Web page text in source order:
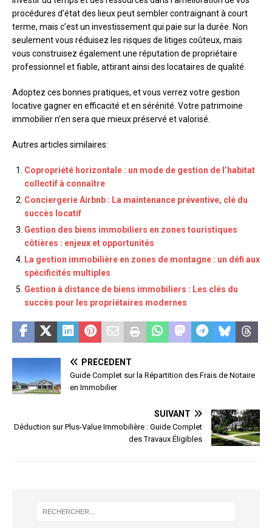
procédures d’état des lieux peut sembler contraignant à court
terme, mais c’est un investissement qui paie sur la durée. Non
seulement vous réduisez les risques de litiges coûteux, mais
vous construisez également une réputation de propriétaire
professionnel et fiable, attirant ainsi des locataires de qualité.
Adoptez ces bonnes pratiques, et vous verrez votre gestion
locative gagner en efficacité et en sérénité. Votre patrimoine
immobilier n’en sera que mieux préservé et valorisé.
Autres articles similaires:
Copropriété horizontale : un mode de gestion de l’habitat
collectif à connaître
Conciergerie Airbnb : La maintenance préventive, clé du
succès locatif
Gestion des biens immobiliers en zones touristiques
côtières : enjeux et opportunités
La gestion immobilière en zones de montagne : un défi aux
spécificités multiples
Gestion à distance de biens immobiliers : Les clés du
succès pour les propriétaires modernes
PRÉCÉDENT
Guide Complet sur la Répartition des Frais de Notaire
en Immobilier
SUIVANT
Déduction sur Plus-Value Immobilière : Guide Complet
des Travaux Éligibles